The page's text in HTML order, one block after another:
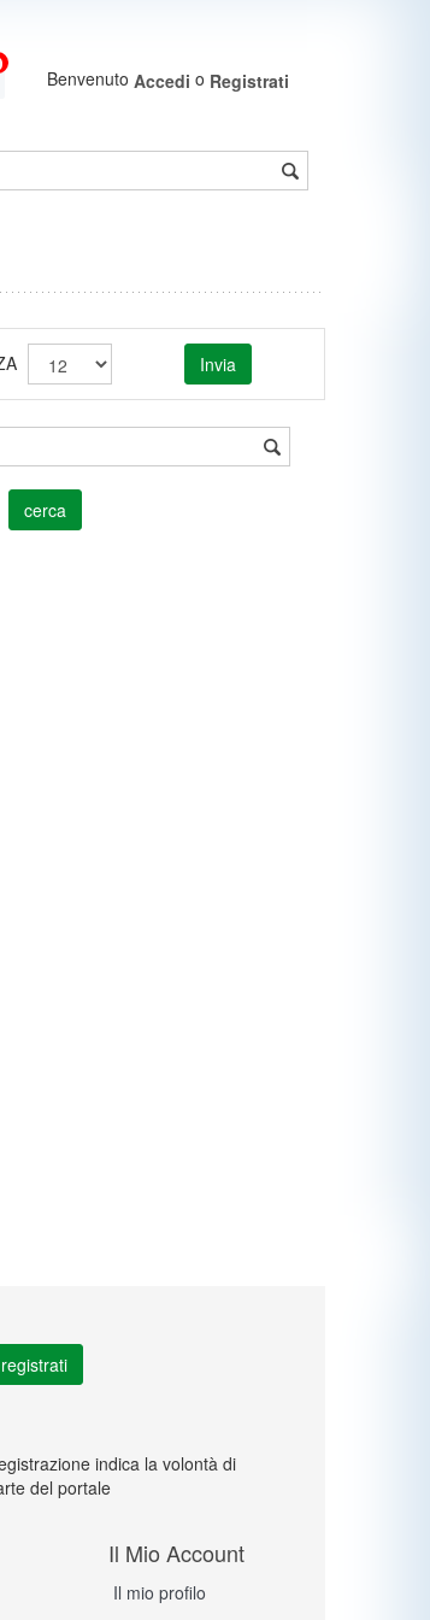
Benvenuto Accedi o Registrati
indica la volontà di
del portale
Il Mio Account
Il mio profilo